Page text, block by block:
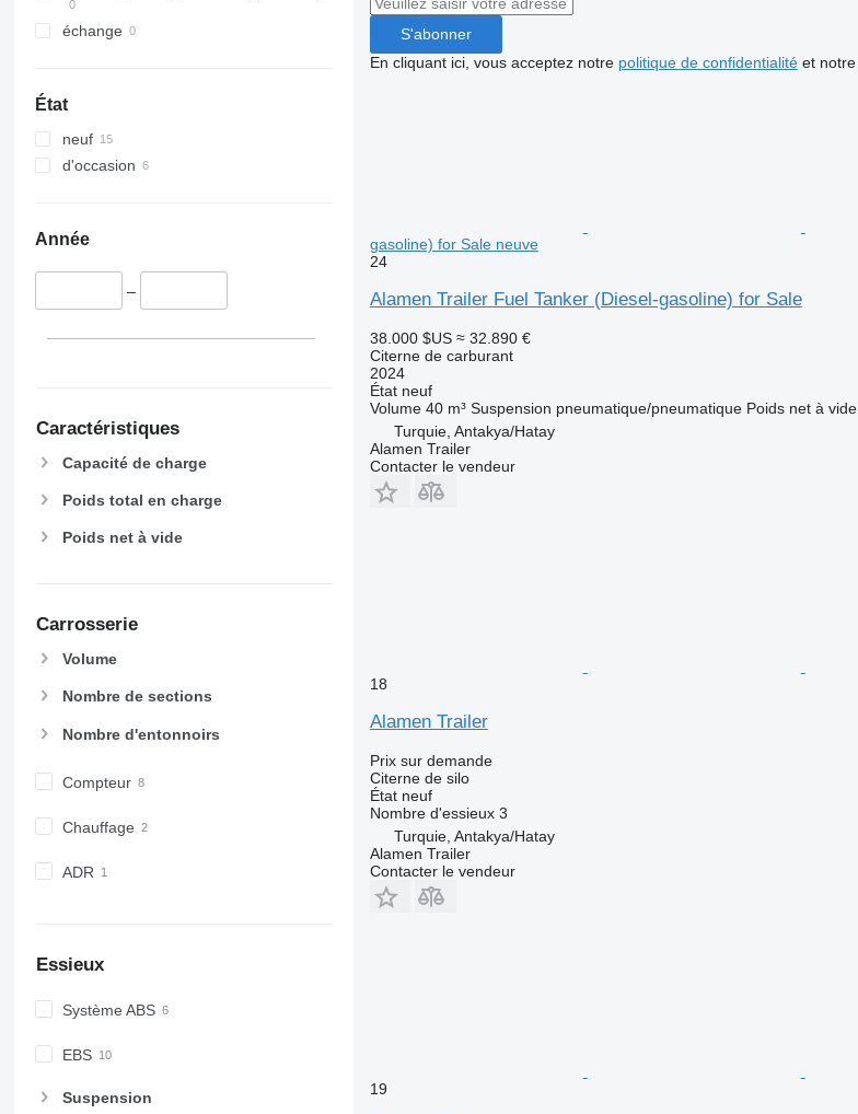
échange
État
neuf
d'occasion
Année
–
Caractéristiques
Capacité de charge
Poids total en charge
Poids net à vide
Carrosserie
Volume
Nombre de sections
Nombre d'entonnoirs
Compteur
Chauffage
ADR
Essieux
Système ABS
EBS
Suspension
S'abonner
En cliquant ici, vous acceptez notre politique de confidentialitéet notre
gasoline) for Sale neuve
24
Alamen Trailer Fuel Tanker (Diesel-gasoline) for Sale
38.000 $US ≈ 32.890 €
Citerne de carburant
2024
Étatneuf
Volume 40 m³ Suspension pneumatique/pneumatique Poids net à vide
Turquie, Antakya/Hatay
Alamen Trailer
Contacter le vendeur
18
Alamen Trailer
Prix sur demande
Citerne de silo
Étatneuf
Nombre d'essieux 3
Turquie, Antakya/Hatay
Alamen Trailer
Contacter le vendeur
19